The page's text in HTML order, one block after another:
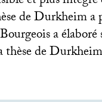
de Durkheim
a
thèse de